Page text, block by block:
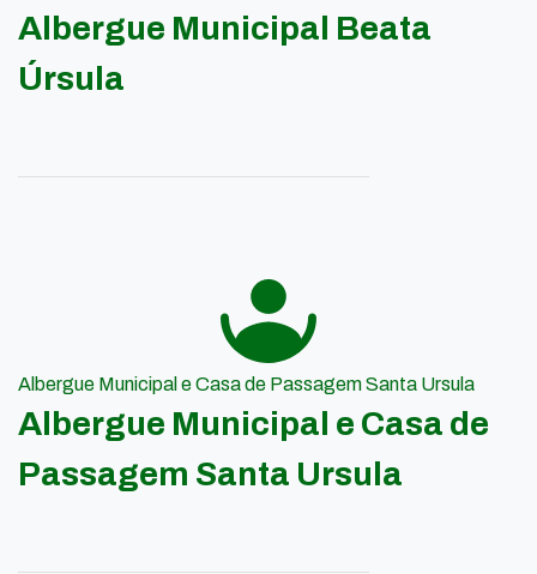
Albergue Municipal Beata
Úrsula
Albergue Municipal e Casa de Passagem Santa Ursula
Albergue Municipal e Casa de
Passagem Santa Ursula